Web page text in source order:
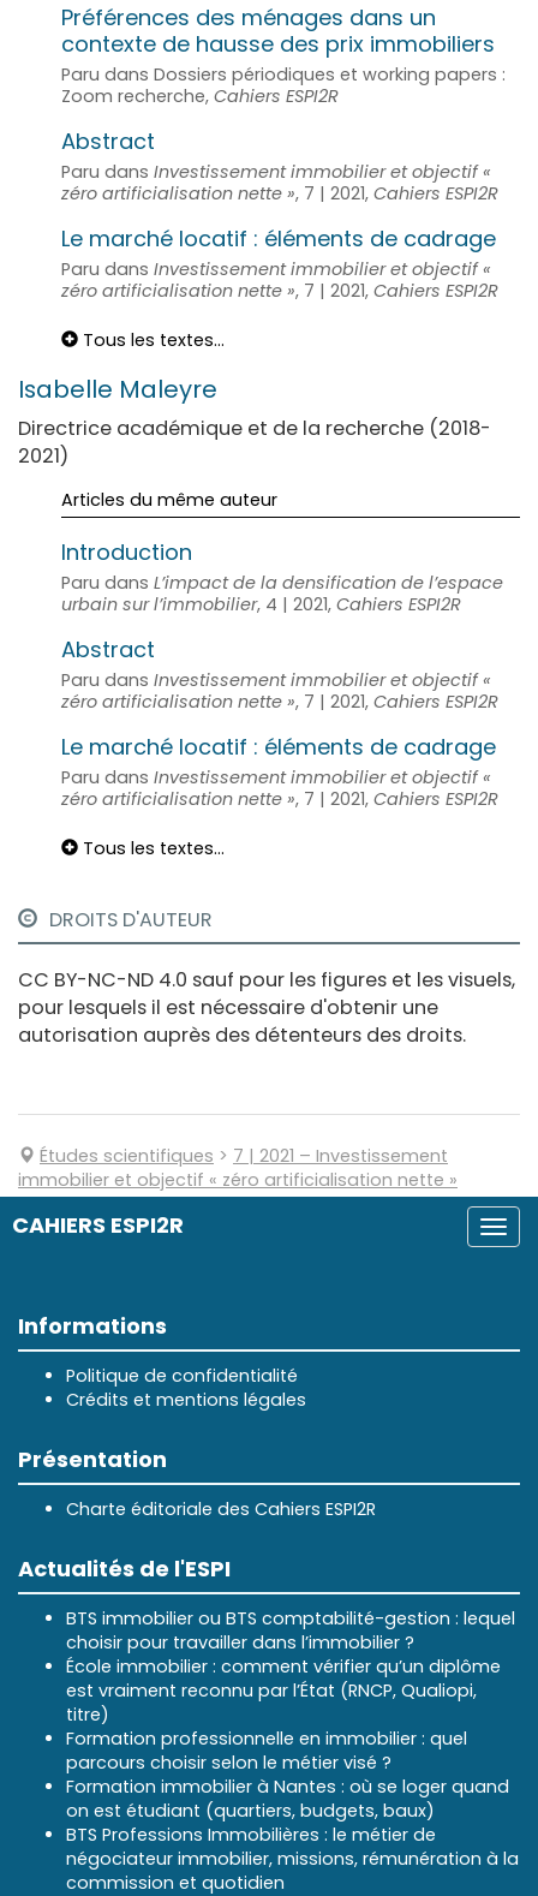
CAHIERS ESPI2R
Préférences des ménages dans un
contexte de hausse des prix immobiliers
Paru dans Dossiers périodiques et working papers :
Zoom recherche, Cahiers ESPI2R
Abstract
Paru dans Investissement immobilier et objectif «
zéro artificialisation nette », 7 | 2021, Cahiers ESPI2R
Le marché locatif : éléments de cadrage
Paru dans Investissement immobilier et objectif «
zéro artificialisation nette », 7 | 2021, Cahiers ESPI2R
Tous les textes...
Isabelle Maleyre
Directrice académique et de la recherche (2018-
2021)
Articles du même auteur
Introduction
Paru dans L’impact de la densification de l’espace
urbain sur l’immobilier, 4 | 2021, Cahiers ESPI2R
Abstract
Paru dans Investissement immobilier et objectif «
zéro artificialisation nette », 7 | 2021, Cahiers ESPI2R
Le marché locatif : éléments de cadrage
Paru dans Investissement immobilier et objectif «
zéro artificialisation nette », 7 | 2021, Cahiers ESPI2R
Tous les textes...
DROITS D'AUTEUR
CC BY-NC-ND 4.0 sauf pour les figures et les visuels,
pour lesquels il est nécessaire d'obtenir une
autorisation auprès des détenteurs des droits.
Études scientifiques > 7 | 2021 – Investissement
immobilier et objectif « zéro artificialisation nette »
Informations
Politique de confidentialité
Crédits et mentions légales
Présentation
Charte éditoriale des Cahiers ESPI2R
Actualités de l'ESPI
BTS immobilier ou BTS comptabilité-gestion : lequel
choisir pour travailler dans l’immobilier ?
École immobilier : comment vérifier qu’un diplôme
est vraiment reconnu par l’État (RNCP, Qualiopi,
titre)
Formation professionnelle en immobilier : quel
parcours choisir selon le métier visé ?
Formation immobilier à Nantes : où se loger quand
on est étudiant (quartiers, budgets, baux)
BTS Professions Immobilières : le métier de
négociateur immobilier, missions, rémunération à la
commission et quotidien